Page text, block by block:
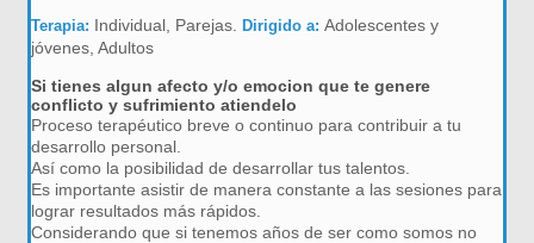
Terapia: Individual, Parejas.Dirigido a:Adolescentes y
jóvenes, Adultos
Si tienes algun afecto y/o emocion que te genere
conflicto y sufrimiento atiendelo
Proceso terapéutico breve o continuo para contribuir a tu
desarrollo personal.
Así como la posibilidad de desarrollar tus talentos.
Es importante asistir de manera constante a las sesiones para
lograr resultados más rápidos.
Considerando que si tenemos años de ser como somos no